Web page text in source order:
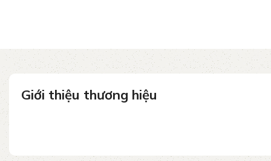
Giới thiệu thương hiệu